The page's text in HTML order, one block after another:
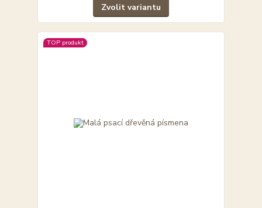
Zvolit variantu
TOP produkt